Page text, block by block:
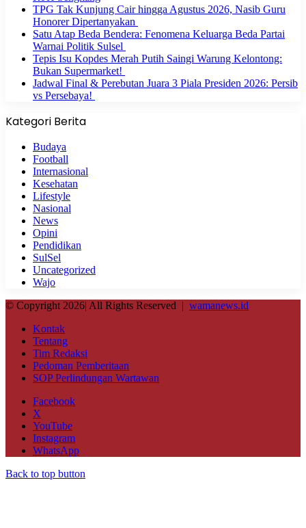
TPG Tak Kunjung Cair hingga Agustus 2026, Nasib Guru
Honorer Dipertanyakan
Satu Atap Beda Bendera: Fenomena Keluarga Beda Partai
Warnai Politik Sulsel
Tepis Isu Kopdes Merah Putih Saingi Warung Kelontong:
Bukan Supermarket!
Jadwal Final & Perebutan Juara 3 Piala Presiden 2026: Persib
vs Persebaya!
Kategori Berita
Budaya
Football
Internasional
Kesehatan
Lifestyle
Nasional
News
Opini
Pendidikan
SulSel
Uncategorized
Wajo
© Copyright 2026| All Rights Reserved | wamanews.id
Kontak
Tentang
Tim Redaksi
Pedoman Pemberitaan
SOP Perlindungan Wartawan
Facebook
X
YouTube
Instagram
WhatsApp
Back to top button